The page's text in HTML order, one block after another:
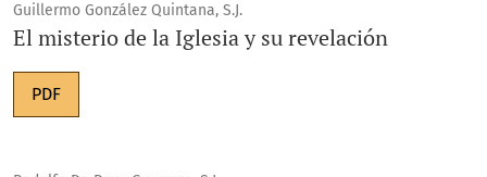
Guillermo González Quintana, S.J.
El misterio de la Iglesia y su revelación
PDF